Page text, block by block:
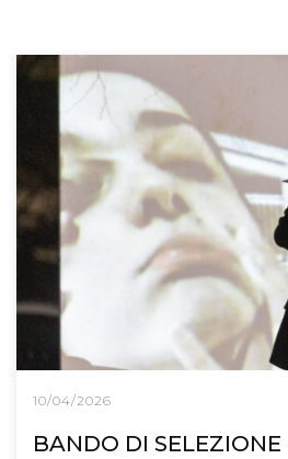
10/04/2026
BANDO DI SELEZIONE